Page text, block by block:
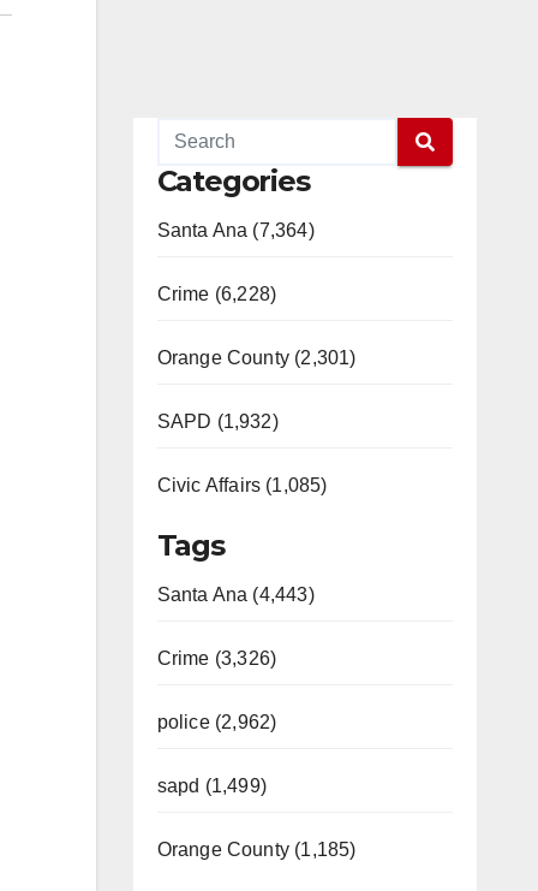
Categories
Santa Ana (7,364)
Crime (6,228)
Orange County (2,301)
SAPD (1,932)
Civic Affairs (1,085)
Tags
Santa Ana (4,443)
Crime (3,326)
police (2,962)
sapd (1,499)
Orange County (1,185)